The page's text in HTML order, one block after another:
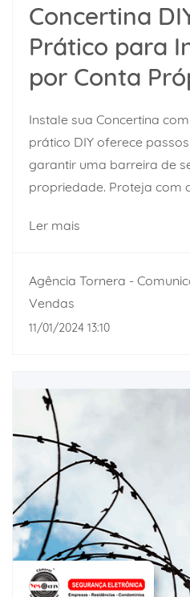
Concertina
Prático para
por Conta
Instale sua Concertina
prático DIY oferece
garantir uma barreira de
propriedade. Proteja com
Ler mais
Agência Tornera -
Vendas
11/01/2024 13:10